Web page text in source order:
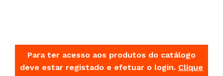
Para ter acesso aos produtos do catálogo
deve estar registado e efetuar o login. Clique